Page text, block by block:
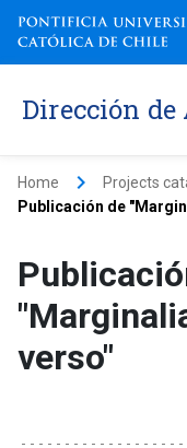
Dirección
Home keyboard_arrow_right Projects
Publicación de
verso"